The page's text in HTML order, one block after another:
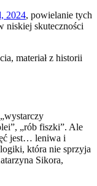
2024, powielanie tych
niskiej skuteczności
materiał z historii
„rób fiszki”. Ale
jest… leniwa i
która nie sprzyja
Sikora,